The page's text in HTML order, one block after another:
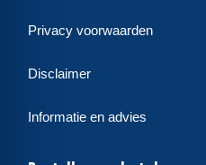
Privacy voorwaarden
Disclaimer
Informatie en advies